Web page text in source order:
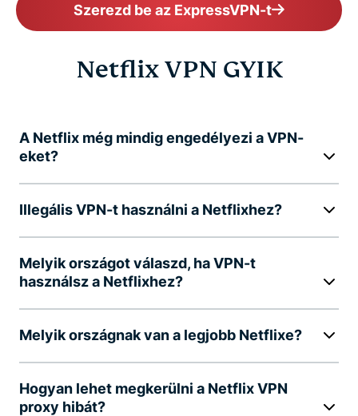
Szerezd be az ExpressVPN-t
Netflix VPN GYIK
A Netflix még mindig engedélyezi a VPN-
eket?
Illegális VPN-t használni a Netflixhez?
Melyik országot válaszd, ha VPN-t
használsz a Netflixhez?
Melyik országnak van a legjobb Netflixe?
Hogyan lehet megkerülni a Netflix VPN
proxy hibát?